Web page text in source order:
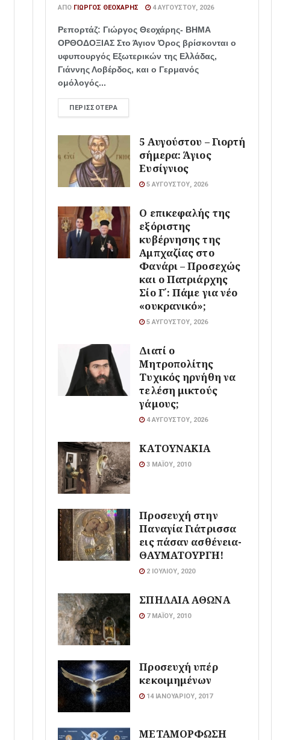
ΑΠΌ ΓΙΏΡΓΟΣ ΘΕΟΧΆΡΗΣ 4 ΑΥΓΟΎΣΤΟΥ, 2026
Ρεπορτάζ: Γιώργος Θεοχάρης- ΒΗΜΑ
ΟΡΘΟΔΟΞΙΑΣ Στο Άγιον Όρος βρίσκονται ο
υφυπουργός Εξωτερικών της Ελλάδας,
Γιάννης Λοβέρδος, και ο Γερμανός
ομόλογός...
ΠΕΡΙΣΣΌΤΕΡΑ
5 Αυγούστου – Γιορτή
σήμερα: Άγιος
Ευσίγνιος
5 ΑΥΓΟΎΣΤΟΥ, 2026
Ο επικεφαλής της
εξόριστης
κυβέρνησης της
Αμπχαζίας στο
Φανάρι – Προσεχώς
και ο Πατριάρχης
Σίο Γ΄: Πάμε για νέο
«ουκρανικό»;
5 ΑΥΓΟΎΣΤΟΥ, 2026
Διατί ο
Μητροπολίτης
Τυχικός ηρνήθη να
τελέση μικτούς
γάμους;
4 ΑΥΓΟΎΣΤΟΥ, 2026
ΚΑΤΟΥΝΑΚΙΑ
3 ΜΑΪ́ΟΥ, 2010
Προσευχή στην
Παναγία Γιάτρισσα
εις πάσαν ασθένεια-
ΘΑΥΜΑΤΟΥΡΓΗ!
2 ΙΟΥΛΊΟΥ, 2020
ΣΠΗΛΑΙΑ ΑΘΩΝΑ
7 ΜΑΪ́ΟΥ, 2010
Προσευχή υπέρ
κεκοιμημένων
14 ΙΑΝΟΥΑΡΊΟΥ, 2017
ΜΕΤΑΜΟΡΦΩΣΗ